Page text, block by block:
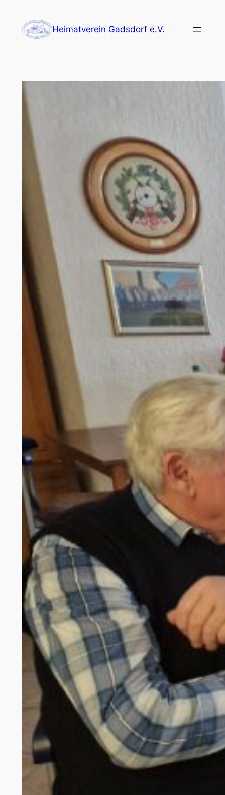
Inhalt
springen
Heimatverein Gadsdorf e.V.